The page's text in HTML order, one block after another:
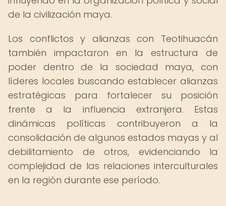
de la civilización maya.
Los conflictos y alianzas con Teotihuacán
también impactaron en la estructura de
poder dentro de la sociedad maya, con
líderes locales buscando establecer alianzas
estratégicas para fortalecer su posición
frente a la influencia extranjera. Estas
dinámicas políticas contribuyeron a la
consolidación de algunos estados mayas y al
debilitamiento de otros, evidenciando la
complejidad de las relaciones interculturales
en la región durante ese período.